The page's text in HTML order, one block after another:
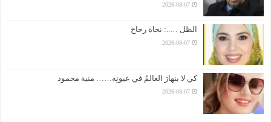
2026-08-07
الظل …..: نجاة رجاح
2026-08-07
كي لا ينهارَ العالمُ في عيونِه…… منية محمود
2026-08-07